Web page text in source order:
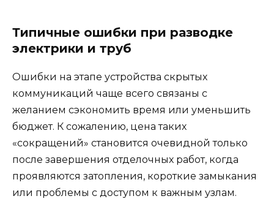
Типичные ошибки при разводке
электрики и труб
Ошибки на этапе устройства скрытых
коммуникаций чаще всего связаны с
желанием сэкономить время или уменьшить
бюджет. К сожалению, цена таких
«сокращений» становится очевидной только
после завершения отделочных работ, когда
проявляются затопления, короткие замыкания
или проблемы с доступом к важным узлам.